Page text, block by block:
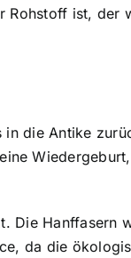
ist, der
die Antike
Die Hanffasern
da die